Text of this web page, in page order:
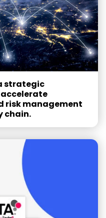
strategic
accelerate
risk management
chain.